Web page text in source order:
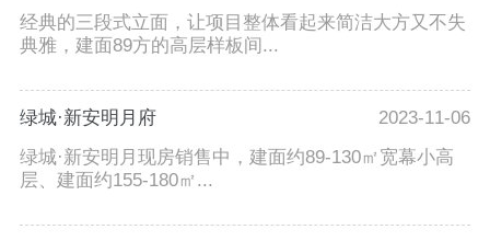
经典的三段式立面，让项目整体看起来简洁大方又不失
典雅，建面89方的高层样板间...
绿城·新安明月府
2023-11-06
绿城·新安明月现房销售中，建面约89-130㎡宽幕小高
层、建面约155-180㎡...